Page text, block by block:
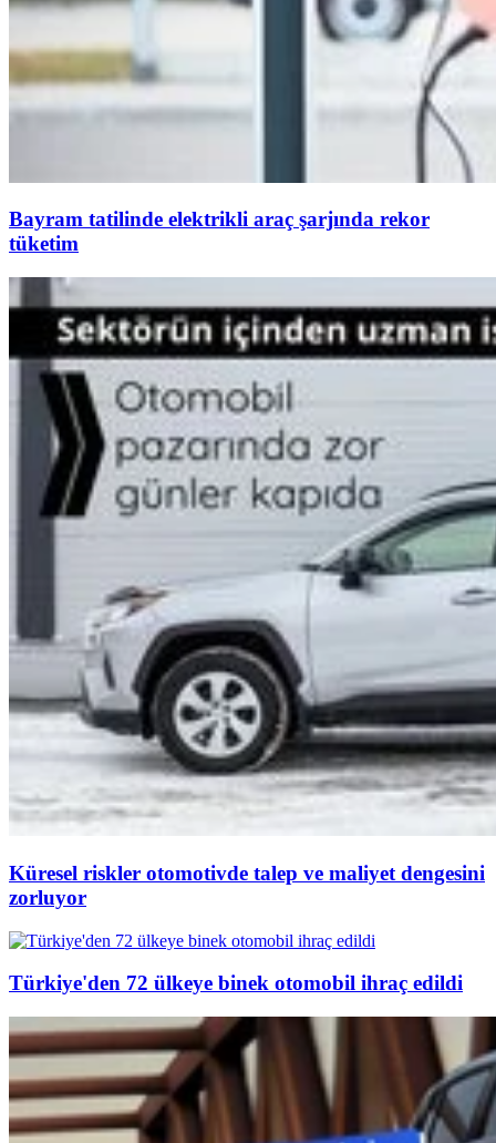
Bayram tatilinde elektrikli araç şarjında rekor
tüketim
Küresel riskler otomotivde talep ve maliyet dengesini
zorluyor
Türkiye'den 72 ülkeye binek otomobil ihraç edildi